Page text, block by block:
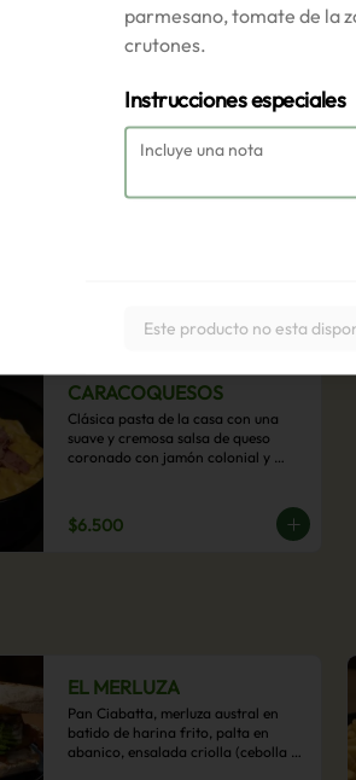
CARACOQUESOS
Clásica pasta de la casa con una
suave y cremosa salsa de queso
coronado con jamón colonial y
$6.500
EL MERLUZA
Pan Ciabatta, merluza austral en
batido de harina frito, palta en
abanico, ensalada criolla (cebolla
parmesano, tomate de la
crutones.
Instrucciones especiales
Este producto no esta